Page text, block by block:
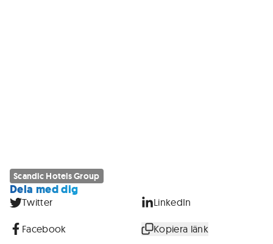
Scandic Hotels Group
Dela med dig
Twitter LinkedIn
Facebook Kopiera länk